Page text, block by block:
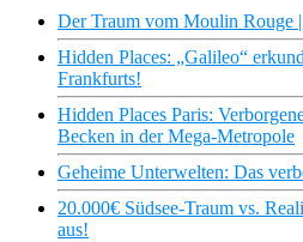
Der Traum vom Moulin Rouge
Hidden Places: „Galileo“
Frankfurts!
Hidden Places Paris:
Becken in der Mega-Metropole
Geheime Unterwelten: Das
20.000€ Südsee-Traum vs.
aus!